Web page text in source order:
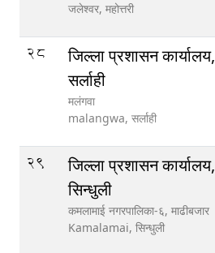
जलेश्वर, महोत्तरी
28
जिल्ला प्रशासन कार्यालय,
सर्लाही
मलंगवा
malangwa, सर्लाही
29
जिल्ला प्रशासन कार्यालय,
सिन्धुली
कमलामाई नगरपालिका-६, माढीबजार
Kamalamai, सिन्धुली